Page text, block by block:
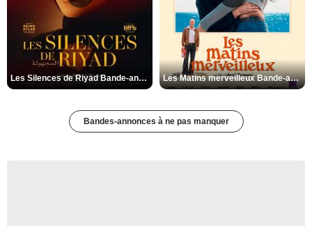
Les Silences de Riyad Bande-annonce VO STFR Les Matins merveilleux Bande-annonce VF
Bandes-annonces à ne pas manquer